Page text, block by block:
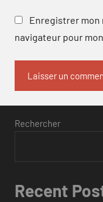
Enregistrer mon
navigateur pour
Rechercher
Recent